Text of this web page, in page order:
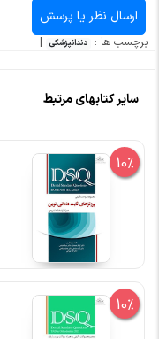
برچسب ها : دندانپزشکی |
سایر کتابهای مرتبط
10%
10%